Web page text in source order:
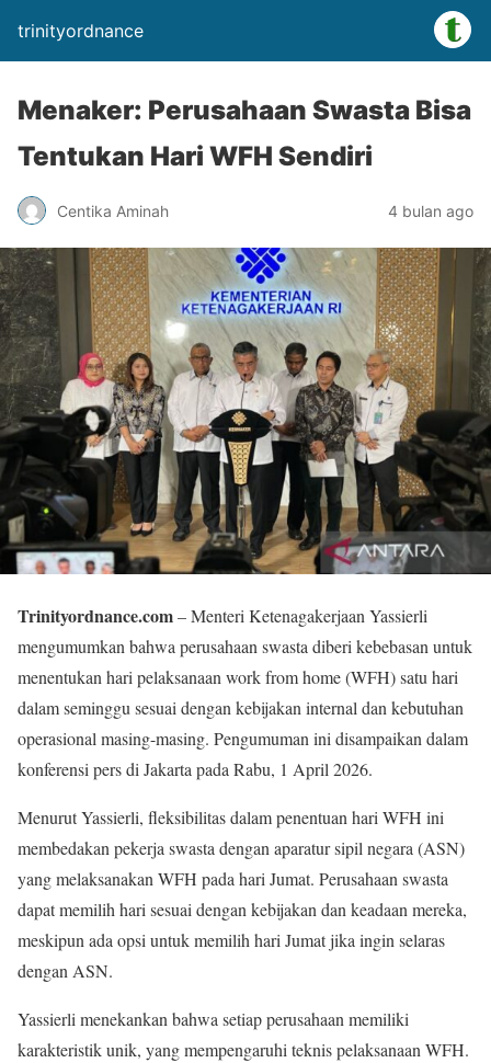
trinityordnance
Menaker: Perusahaan Swasta Bisa
Tentukan Hari WFH Sendiri
Centika Aminah 4 bulan ago
Trinityordnance.com– Menteri Ketenagakerjaan Yassierli
mengumumkan bahwa perusahaan swasta diberi kebebasan untuk
menentukan hari pelaksanaan work from home (WFH) satu hari
dalam seminggu sesuai dengan kebijakan internal dan kebutuhan
operasional masing-masing. Pengumuman ini disampaikan dalam
konferensi pers di Jakarta pada Rabu, 1 April 2026.
Menurut Yassierli, fleksibilitas dalam penentuan hari WFH ini
membedakan pekerja swasta dengan aparatur sipil negara (ASN)
yang melaksanakan WFH pada hari Jumat. Perusahaan swasta
dapat memilih hari sesuai dengan kebijakan dan keadaan mereka,
meskipun ada opsi untuk memilih hari Jumat jika ingin selaras
dengan ASN.
Yassierli menekankan bahwa setiap perusahaan memiliki
karakteristik unik, yang mempengaruhi teknis pelaksanaan WFH.